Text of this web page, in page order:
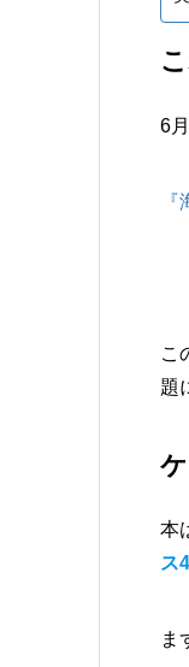
6
こ
題
本
ス
ま